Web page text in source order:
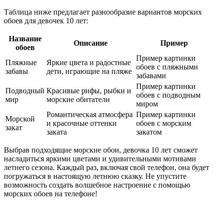
Таблица ниже предлагает разнообразие вариантов морских
обоев для девочек 10 лет:
Название
обоев
Описание Пример
Пляжные
забавы
Яркие цвета и радостные
дети, играющие на пляже
Пример картинки
обоев с пляжными
забавами
Подводный
мир
Красивые рифы, рыбки и
морские обитатели
Пример картинки
обоев с подводным
миром
Морской
закат
Романтическая атмосфера
и красочные оттенки
заката
Пример картинки
обоев с морским
закатом
Выбрав подходящие морские обои, девочка 10 лет сможет
насладиться яркими цветами и удивительными мотивами
летнего сезона. Каждый раз, включая свой телефон, она будет
погружаться в настоящую летнюю сказку. Не упустите
возможность создать волшебное настроение с помощью
морских обоев на телефоне!